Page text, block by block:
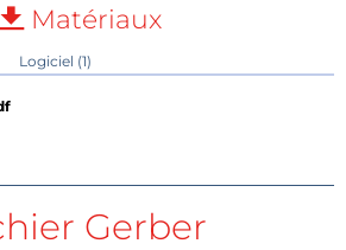
Matériaux
Logiciel (1)
Gerber